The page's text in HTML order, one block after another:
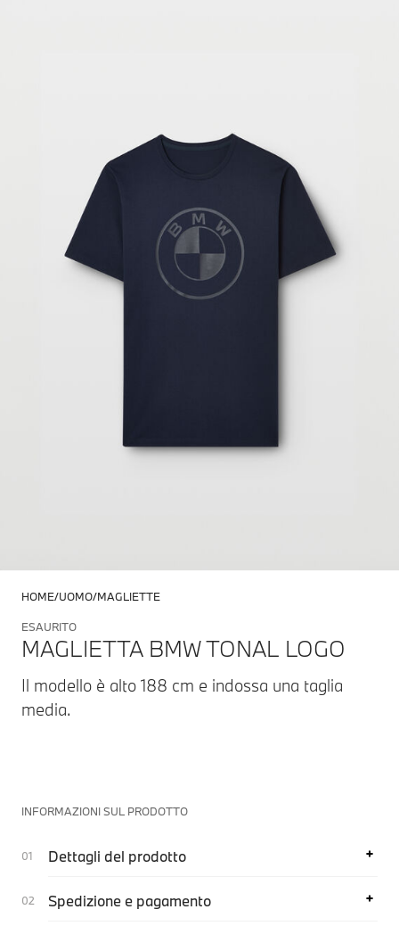
HOME UOMO MAGLIETTE
ESAURITO
MAGLIETTA BMW TONAL LOGO
Il modello è alto 188 cm e indossa una taglia
media.
INFORMAZIONI SUL PRODOTTO
Dettagli del prodotto
Spedizione e pagamento